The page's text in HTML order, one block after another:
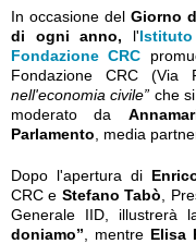
In occasione del Giorno
di ogni anno, l'
Fondazione CRC
Fondazione CRC (Via
nell'economia civile” che
moderato da
Parlamento , media
Dopo l'apertura di
CRC e Stefano Tabò ,
Generale IID, illustrerà
doniamo” , mentre Elisa